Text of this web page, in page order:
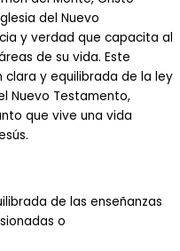
del Nuevo
y verdad que capacita al
de su vida. Este
y equilibrada de la ley
Nuevo Testamento,
que vive una vida
de las enseñanzas
o